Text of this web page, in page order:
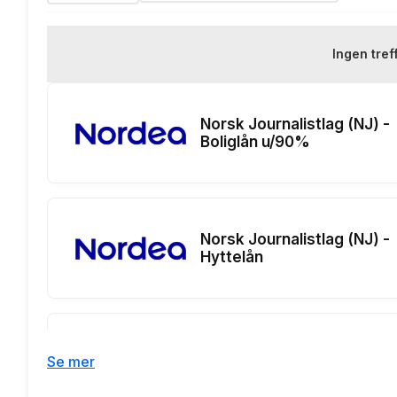
Eksempelrente: Nominell
Ingen
Norsk Journalistlag (NJ) -
Boliglån u/90%
Norsk Journalistlag (NJ) -
Hyttelån
Se mer